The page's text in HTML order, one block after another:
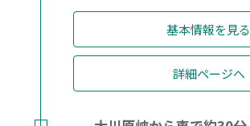
基本情報を見る
詳細ページへ